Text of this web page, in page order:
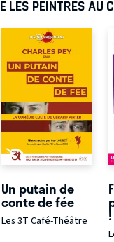
LES PEINTRES AU
Un putain de
conte de fée
Les 3T Café-Théâtre !